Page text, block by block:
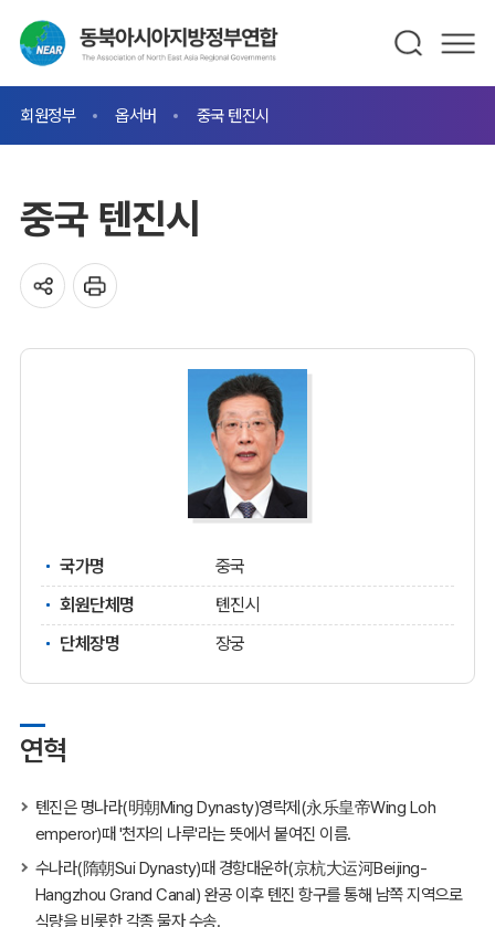
회원정부 옵서버 중국 텐진시
중국 텐진시
국가명
중국
회원단체명
톈진시
단체장명
장궁
연혁
톈진은 명나라(明朝Ming Dynasty)영락제(永乐皇帝Wing Loh
emperor)때 '천자의 나루'라는 뜻에서 붙여진 이름.
수나라(隋朝Sui Dynasty)때 경항대운하(京杭大运河Beijing-
Hangzhou Grand Canal) 완공 이후 톈진 항구를 통해 남쪽 지역으로
식량을 비롯한 각종 물자 수송.